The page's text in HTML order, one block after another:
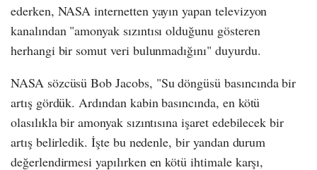
ederken, NASA internetten yayın yapan televizyon
kanalından "amonyak sızıntısı olduğunu gösteren
herhangi bir somut veri bulunmadığını" duyurdu.
NASA sözcüsü Bob Jacobs, "Su döngüsü basıncında bir
artış gördük. Ardından kabin basıncında, en kötü
olasılıkla bir amonyak sızıntısına işaret edebilecek bir
artış belirledik. İşte bu nedenle, bir yandan durum
değerlendirmesi yapılırken en kötü ihtimale karşı,